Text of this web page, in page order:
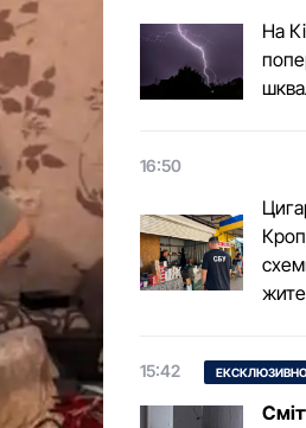
На
16:50
15:42 ЕКСКЛЮЗИВНО